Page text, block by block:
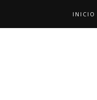
INICIO